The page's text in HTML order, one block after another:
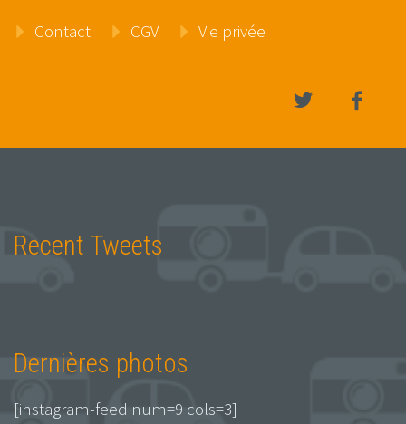
Contact
CGV Vie privée
Recent Tweets
Dernières photos
[instagram-feed num=9 cols=3]